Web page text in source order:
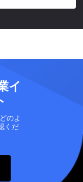
イ
のよ
くだ